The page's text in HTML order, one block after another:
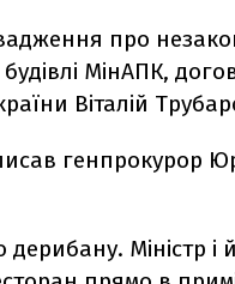
про
МінАПК,
Віталій
генпрокурор
дерибану. Міністр і